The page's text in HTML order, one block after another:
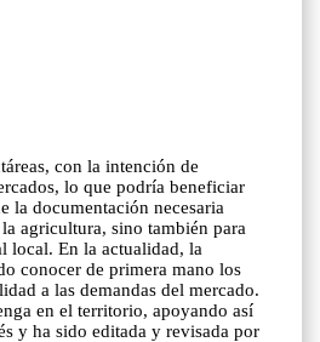
con la intención de
lo que podría beneficiar
la documentación necesaria
agricultura, sino también para
local. En la actualidad, la
conocer de primera mano los
a las demandas del mercado.
en el territorio, apoyando así
y ha sido editada y revisada por